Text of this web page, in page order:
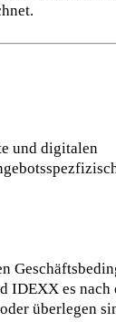
und digitalen
es nach
überlegen